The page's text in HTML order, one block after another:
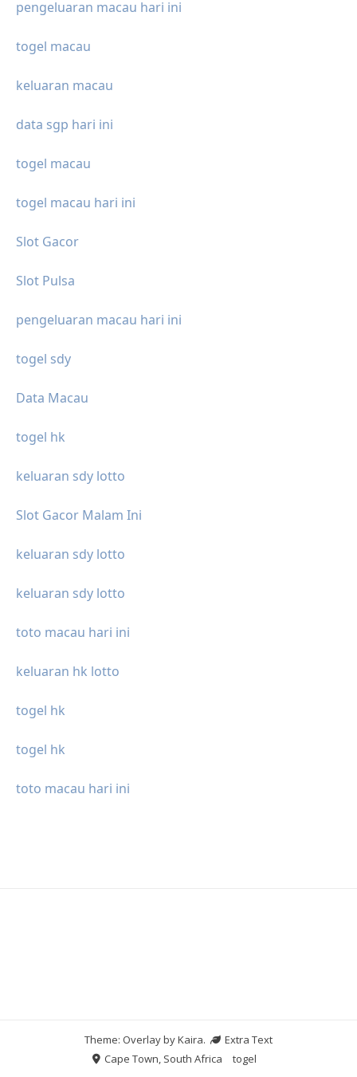
pengeluaran macau hari ini
togel macau
keluaran macau
data sgp hari ini
togel macau
togel macau hari ini
Slot Gacor
Slot Pulsa
pengeluaran macau hari ini
togel sdy
Data Macau
togel hk
keluaran sdy lotto
Slot Gacor Malam Ini
keluaran sdy lotto
keluaran sdy lotto
toto macau hari ini
keluaran hk lotto
togel hk
togel hk
toto macau hari ini
Theme: Overlay byKaira.
Extra Text
Cape Town, South Africa
togel